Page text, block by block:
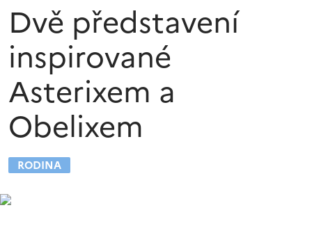
Dvě představení
inspirované
Asterixem a
Obelixem
RODINA